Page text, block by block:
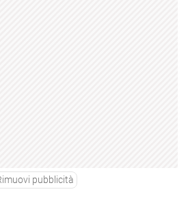
pubblicità